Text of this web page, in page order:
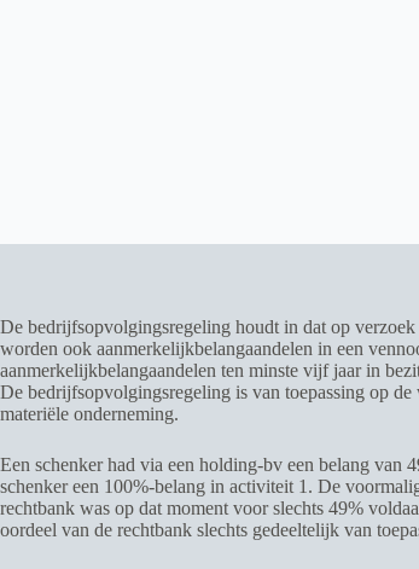
De bedrijfsopvolgingsregeling houdt in dat op
worden ook aanmerkelijkbelangaandelen in een
aanmerkelijkbelangaandelen ten minste vijf jaar in
De bedrijfsopvolgingsregeling is van toepassing op
materiële onderneming.
Een schenker had via een holding-bv een belang van
schenker een 100%-belang in activiteit 1. De
rechtbank was op dat moment voor slechts 49%
oordeel van de rechtbank slechts gedeeltelijk van